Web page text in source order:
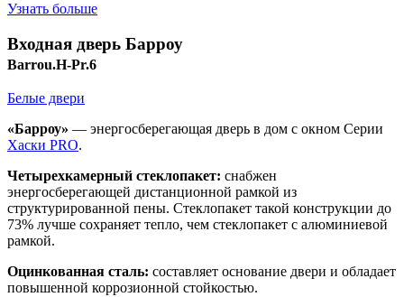
Узнать больше
Входная дверь Барроу
Barrou.H-Pr.6
Белые двери
«Барроу» — энергосберегающая дверь в дом с окном Серии
Хаски PRO.
Четырехкамерный стеклопакет: снабжен
энергосберегающей дистанционной рамкой из
структурированной пены. Стеклопакет такой конструкции до
73% лучше сохраняет тепло, чем стеклопакет с алюминиевой
рамкой.
Оцинкованная сталь: составляет основание двери и обладает
повышенной коррозионной стойкостью.